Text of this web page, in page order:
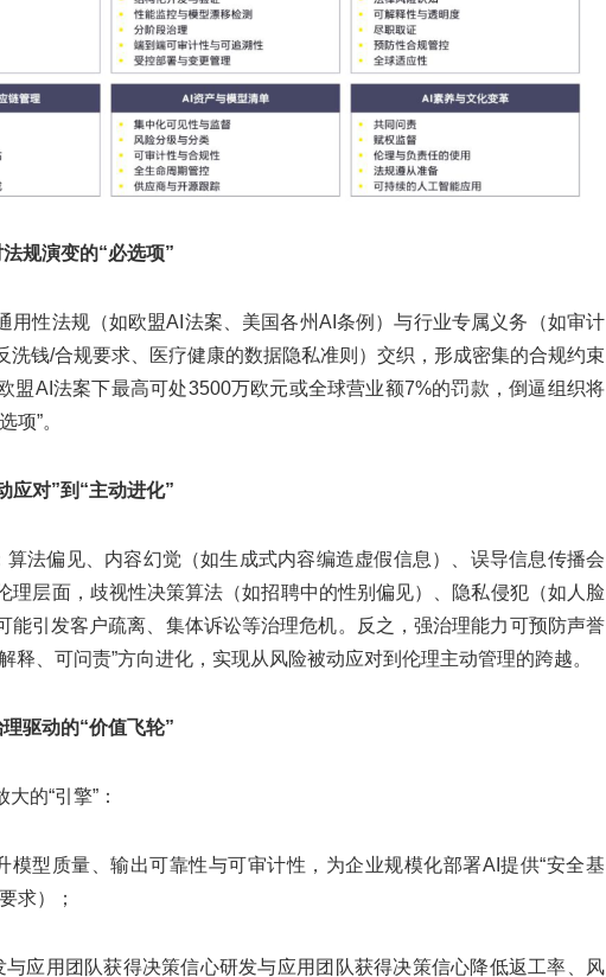
规演变的“必选项”
性法规（如欧盟AI法案、美国各州AI条例）与行业专属义务（如审计
洗钱/合规要求、医疗健康的数据隐私准则）交织，形成密集的合规约束
盟AI法案下最高可处3500万欧元或全球营业额7%的罚款，倒逼组织将
项”。
应对”到“主动进化”
算法偏见、内容幻觉（如生成式内容编造虚假信息）、误导信息传播会
理层面，歧视性决策算法（如招聘中的性别偏见）、隐私侵犯（如人脸
能引发客户疏离、集体诉讼等治理危机。反之，强治理能力可预防声誉
释、可问责”方向进化，实现从风险被动应对到伦理主动管理的跨越。
驱动的“价值飞轮”
的“引擎”：
模型质量、输出可靠性与可审计性，为企业规模化部署AI提供“安全基
求）；
与应用团队获得决策信心研发与应用团队获得决策信心降低返工率、风